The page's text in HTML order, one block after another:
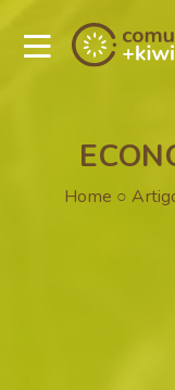
Home ○